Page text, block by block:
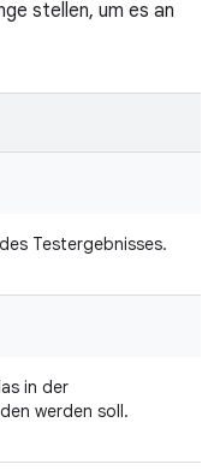
stellen, um es an
Testergebnisses.
in der
werden soll.